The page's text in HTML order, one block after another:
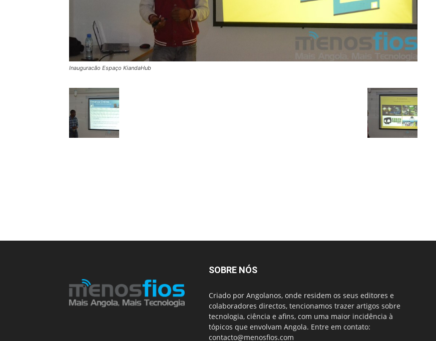
Inauguracão Espaço KiandaHub
SOBRE NÓS
Criado por Angolanos, onde residem os seus editores e
colaboradores directos, tencionamos trazer artigos sobre
tecnologia, ciência e afins, com uma maior incidência à
tópicos que envolvam Angola. Entre em contato:
contacto@menosfios.com